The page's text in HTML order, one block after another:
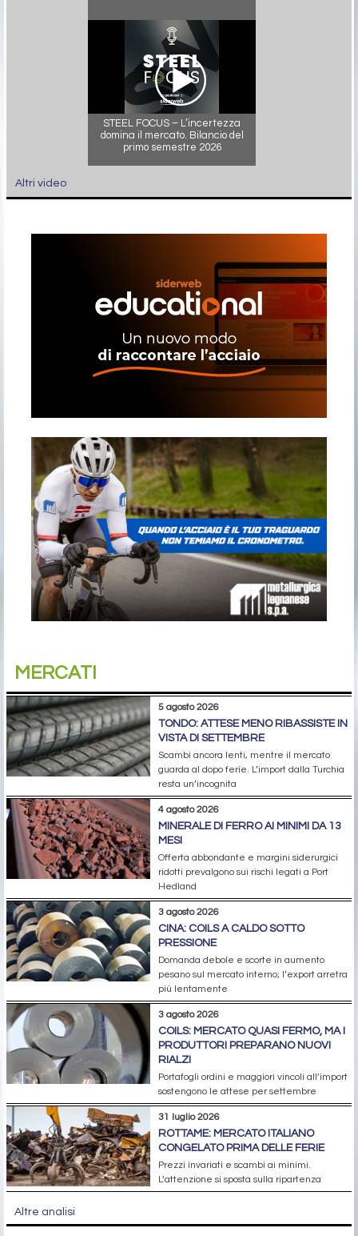
STEEL FOCUS – L’incertezza
domina il mercato. Bilancio del
primo semestre 2026
Altri video
MERCATI
5 agosto 2026
TONDO: ATTESE MENO RIBASSISTE IN
VISTA DI SETTEMBRE
Scambi ancora lenti, mentre il mercato
guarda al dopo ferie. L’import dalla Turchia
resta un’incognita
4 agosto 2026
MINERALE DI FERRO AI MINIMI DA 13
MESI
Offerta abbondante e margini siderurgici
ridotti prevalgono sui rischi legati a Port
Hedland
3 agosto 2026
CINA: COILS A CALDO SOTTO
PRESSIONE
Domanda debole e scorte in aumento
pesano sul mercato interno; l’export arretra
più lentamente
3 agosto 2026
COILS: MERCATO QUASI FERMO, MA I
PRODUTTORI PREPARANO NUOVI
RIALZI
Portafogli ordini e maggiori vincoli all’import
sostengono le attese per settembre
31 luglio 2026
ROTTAME: MERCATO ITALIANO
CONGELATO PRIMA DELLE FERIE
Prezzi invariati e scambi ai minimi.
L’attenzione si sposta sulla ripartenza
Altre analisi